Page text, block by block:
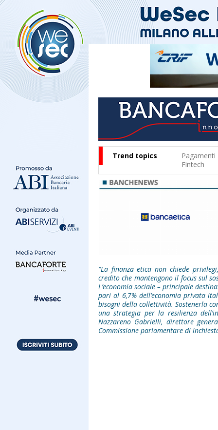
Trend topics Pagamenti
Fintech
“La finanza etica non chiede
credito che mantengono il focus sul
L’economia sociale – principale
pari al 6,7% dell’economia privata
bisogni della collettività. Sostenerla
una strategia per la resilienza
Nazzareno Gabrielli, direttore
Commissione parlamentare di